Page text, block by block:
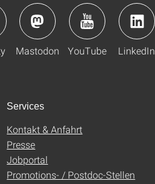
Mastodon YouTube LinkedIn
Services
Kontakt & Anfahrt
Presse
Jobportal
Promotions- / Postdoc-Stellen